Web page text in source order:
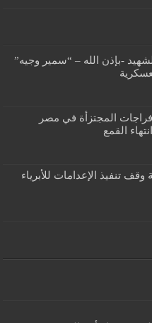
-بإذن الله – “سمير وجيه”
المجتزأة في مصر
القمع
تنفيذ الإعدامات للأبرياء